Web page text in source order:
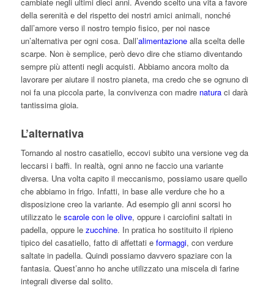
della serenità e del rispetto dei nostri amici animali, nonché
dall’amore verso il nostro tempio fisico, per noi nasce
un’alternativa per ogni cosa. Dall’alimentazionealla scelta delle
scarpe. Non è semplice, però devo dire che stiamo diventando
sempre più attenti negli acquisti. Abbiamo ancora molto da
lavorare per aiutare il nostro pianeta, ma credo che se ognuno di
noi fa una piccola parte, la convivenza con madre naturaci darà
tantissima gioia.
L’alternativa
Tornando al nostro casatiello, eccovi subito una versione veg da
leccarsi i baffi. In realtà, ogni anno ne faccio una variante
diversa. Una volta capito il meccanismo, possiamo usare quello
che abbiamo in frigo. Infatti, in base alle verdure che ho a
disposizione creo la variante. Ad esempio gli anni scorsi ho
utilizzato lescarole con le olive, oppure i carciofini saltati in
padella, oppure le zucchine. In pratica ho sostituito il ripieno
tipico del casatiello, fatto di affettati e formaggi, con verdure
saltate in padella. Quindi possiamo davvero spaziare con la
fantasia. Quest’anno ho anche utilizzato una miscela di farine
integrali diverse dal solito.